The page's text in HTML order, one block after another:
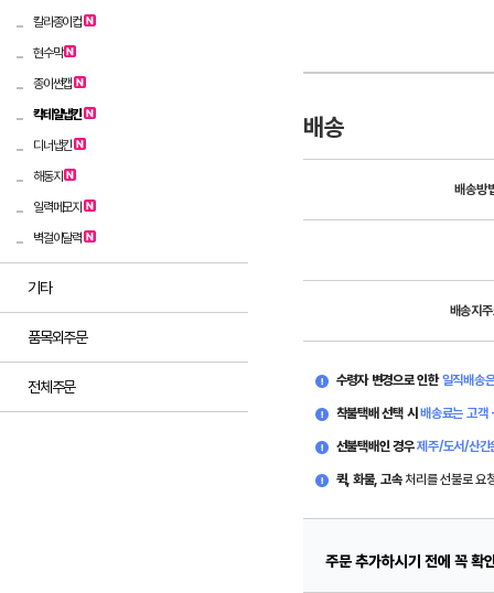
칼라종이컵
현수막
종이썬캡
칵테일냅킨
디너냅킨
해동지
일력메모지
벽걸이달력
기타
품목외주문
전체주문
배송
배송방
배송지
수령자 변경으로 인한일직배송
착불택배 선택 시 배송료는 고
선불택배인 경우제주/도서/산간
퀵, 화물, 고속처리를 선불로 요
주문 추가하시기 전에 꼭 확